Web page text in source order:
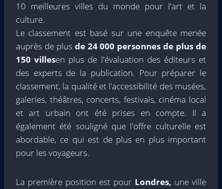
10 meilleures villes du monde pour l'art et la
culture.
Le classement est basé sur une enquête menée
auprès de plus de 24 000 personnes de plus de
150 villesen plus de l'évaluation des éditeurs et
des experts de la publication. Pour préparer le
classement, la qualité et l'accessibilité des musées,
galeries, théâtres, concerts, festivals, cinéma local
et art urbain ont été prises en compte. Il a
également été souligné que l'offre culturelle est
abordable, ce qui est de plus en plus important
pour les voyageurs.
La première position est pour Londres, une ville